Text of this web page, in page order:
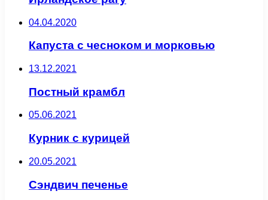
04.04.2020
Капуста с чесноком и морковью
13.12.2021
Постный крамбл
05.06.2021
Курник с курицей
20.05.2021
Сэндвич печенье